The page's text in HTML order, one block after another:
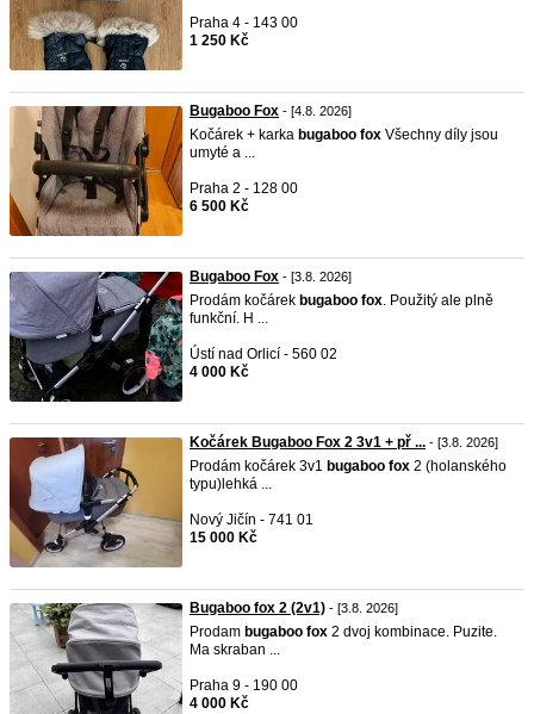
Praha 4 - 143 00
1 250 Kč
Bugaboo Fox - [4.8. 2026]
Kočárek + karka bugaboo fox Všechny díly jsou
umyté a ...
Praha 2 - 128 00
6 500 Kč
Bugaboo Fox - [3.8. 2026]
Prodám kočárek bugaboo fox. Použitý ale plně
funkční. H ...
Ústí nad Orlicí - 560 02
4 000 Kč
Kočárek Bugaboo Fox 2 3v1 + př ... - [3.8. 2026]
Prodám kočárek 3v1 bugaboo fox 2 (holanského
typu)lehká ...
Nový Jičín - 741 01
15 000 Kč
Bugaboo fox 2 (2v1) - [3.8. 2026]
Prodam bugaboo fox 2 dvoj kombinace. Puzite.
Ma skraban ...
Praha 9 - 190 00
4 000 Kč